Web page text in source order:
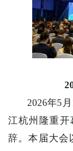
2026年5月
江杭州隆重
辞。本届大会